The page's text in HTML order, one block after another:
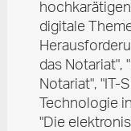
digitale
das Notariat",
Notariat", "IT-
Technologie
"Die